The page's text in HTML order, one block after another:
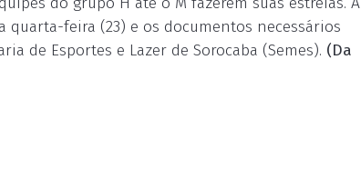
feira (23) e os documentos necessários
de Esportes e Lazer de Sorocaba (Semes). (Da